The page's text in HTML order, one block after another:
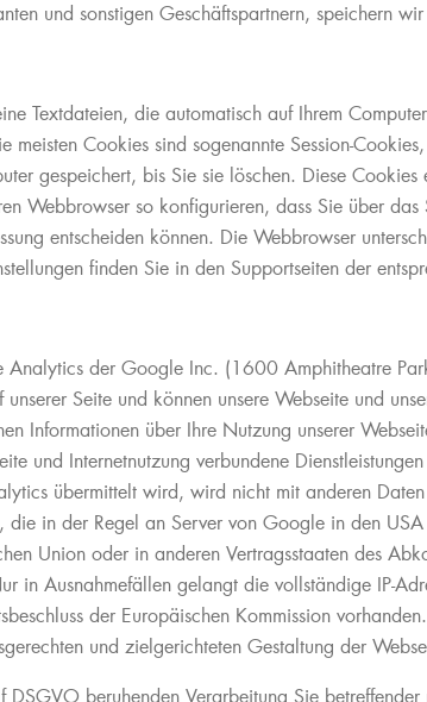
und sonstigen Geschäftspartnern, speichern
Textdateien, die automatisch auf Ihrem
Cookies sind sogenannte Session-
gespeichert, bis Sie sie löschen. Diese
Webbrowser so konfigurieren, dass Sie über
entscheiden können. Die Webbrowser
finden Sie in den Supportseiten der
Analytics der Google Inc. (1600 Amphitheatre
Seite und können unsere Webseite und
Informationen über Ihre Nutzung unserer
und Internetnutzung verbundene
übermittelt wird, wird nicht mit anderen
die in der Regel an Server von Google in den
Union oder in anderen Vertragsstaaten des
in Ausnahmefällen gelangt die vollständige IP-
der Europäischen Kommission
und zielgerichteten Gestaltung der